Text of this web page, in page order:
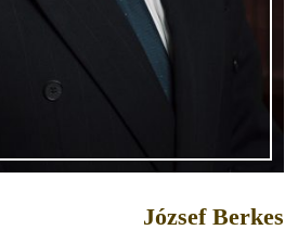
József Berkes